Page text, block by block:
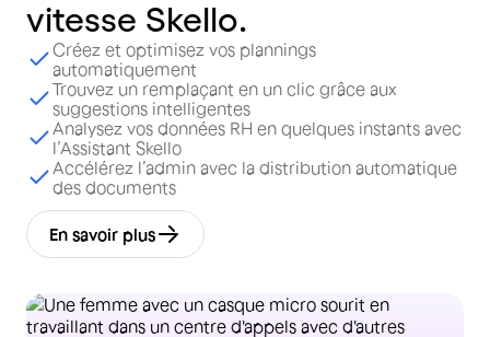
vitesse Skello.
Créez et optimisez vos plannings
automatiquement
Trouvez un remplaçant en un clic grâce aux
suggestions intelligentes
Analysez vos données RH en quelques instants avec
l’Assistant Skello
Accélérez l’admin avec la distribution automatique
des documents
En savoir plus